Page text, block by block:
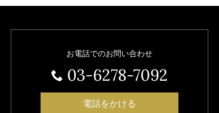
お電話でのお問い合わせ
03-6278-7092
電話をかける